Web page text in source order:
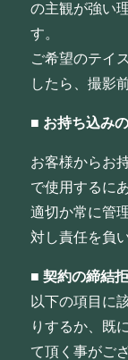
の主観が強い
す。
ご希望のテイ
したら、撮影
■ お持ち込み
お客様からお
で使用するに
適切か常に管
対し責任を負
■ 契約の締結
以下の項目に
りするか、既
て頂く事がご